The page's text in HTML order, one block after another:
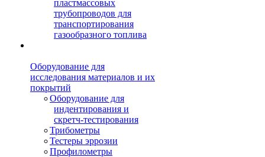
пластмассовых
трубопроводов для
транспортирования
газообразного топлива
Оборудование для
исследования материалов и их
покрытий
Оборудование для
индентирования и
скретч-тестирования
Трибометры
Тестеры эррозии
Профилометры